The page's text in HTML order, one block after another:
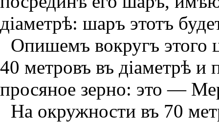
дiаметрѣ: шаръ этотъ
Опишемъ вокругъ
40 метровъ въ дiаметрѣ и
просяное зерно: это —
На окружности въ 70